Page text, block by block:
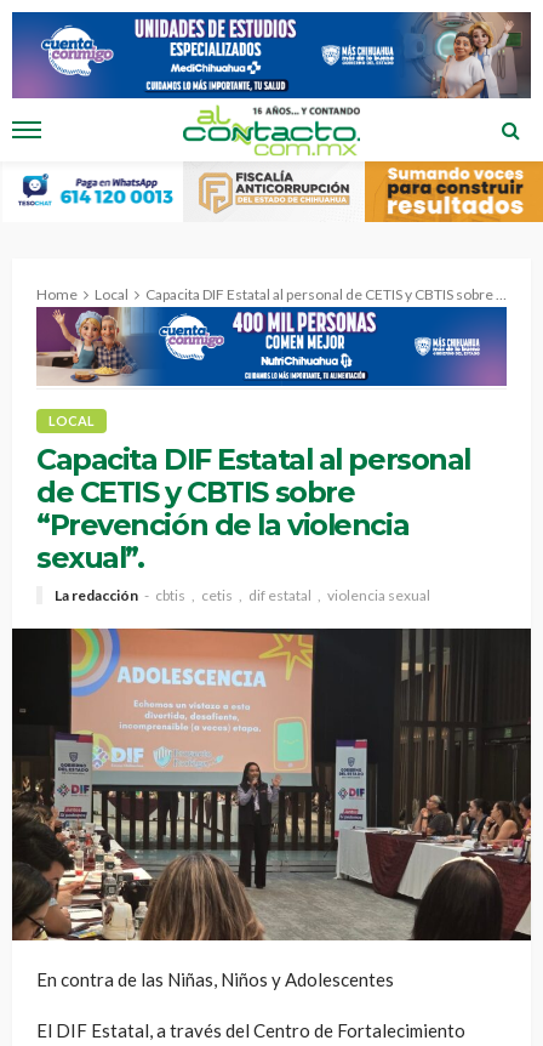
Home Local Capacita DIF Estatal al personal de CETIS y CBTIS sobre “Prevención de la violencia sexual”.
LOCAL
Capacita DIF Estatal al personal
de CETIS y CBTIS sobre
“Prevención de la violencia
sexual”.
La redacción cbtis cetis dif estatal violencia sexual
En contra de las Niñas, Niños y Adolescentes
El DIF Estatal, a través del Centro de Fortalecimiento